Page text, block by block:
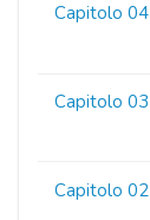
Capitolo 04
Capitolo 03
Capitolo 02